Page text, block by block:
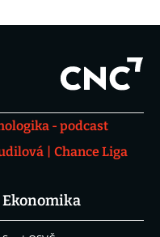
- podcast
Chance Liga
Ekonomika